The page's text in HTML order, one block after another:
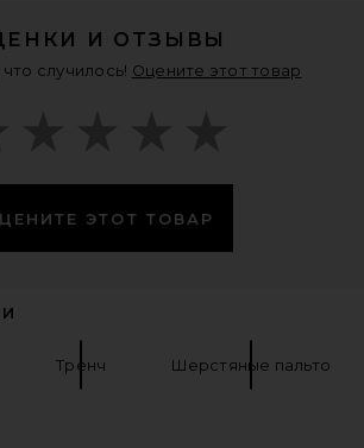
И ОТЗЫВЫ
случилось! Оцените этот товар
ЭТОТ ТОВАР
Тренч Шерстяные пальто